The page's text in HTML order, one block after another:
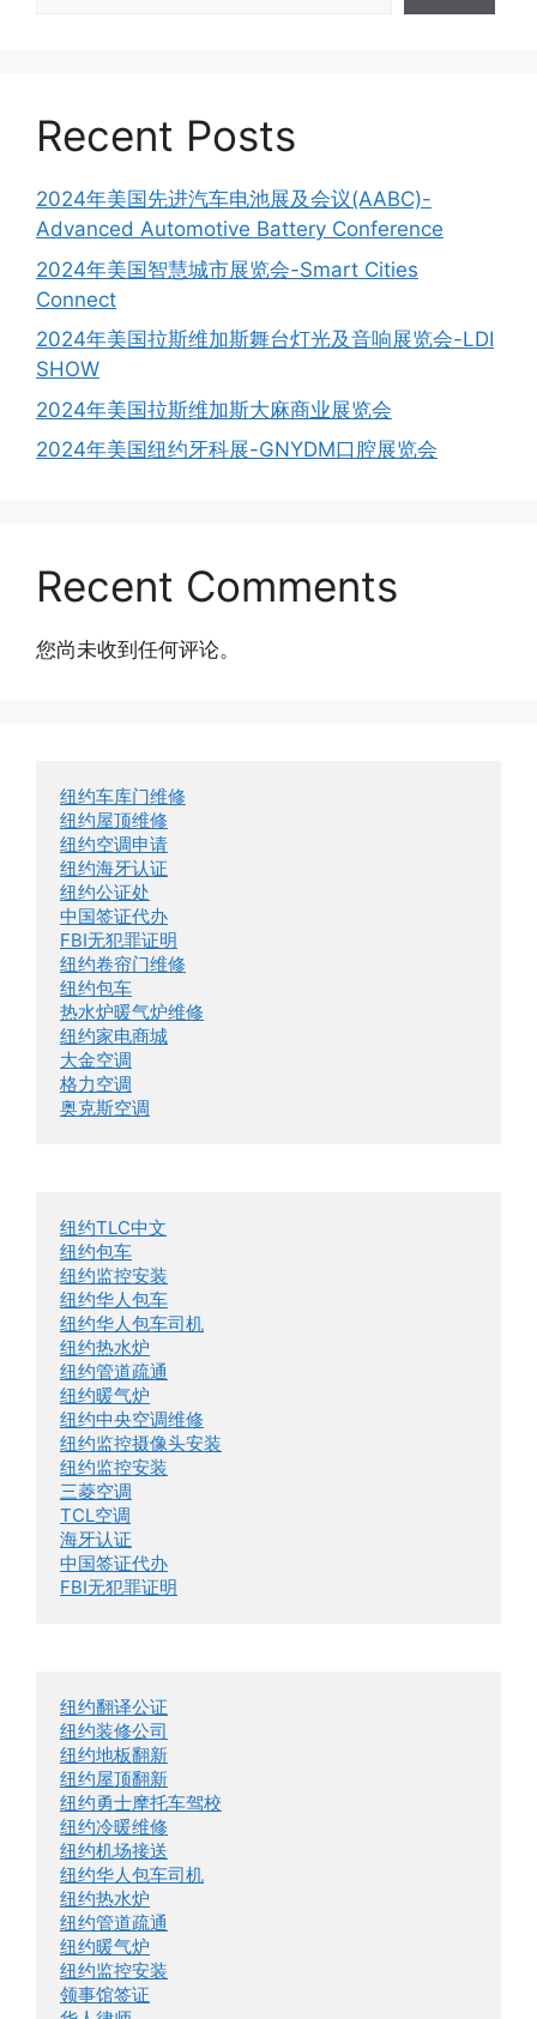
Recent Posts
2024年美国先进汽车电池展及会议(AABC)-
Advanced Automotive Battery Conference
2024年美国智慧城市展览会-Smart Cities
Connect
2024年美国拉斯维加斯舞台灯光及音响展览会-LDI
SHOW
2024年美国拉斯维加斯大麻商业展览会
2024年美国纽约牙科展-GNYDM口腔展览会
Recent Comments
您尚未收到任何评论。
纽约车库门维修
纽约屋顶维修
纽约空调申请
纽约海牙认证
纽约公证处
中国签证代办
FBI无犯罪证明
纽约卷帘门维修
纽约包车
热水炉暖气炉维修
纽约家电商城
大金空调
格力空调
奥克斯空调
纽约TLC中文
纽约包车
纽约监控安装
纽约华人包车
纽约华人包车司机
纽约热水炉
纽约管道疏通
纽约暖气炉
纽约中央空调维修
纽约监控摄像头安装
纽约监控安装
三菱空调
TCL空调
海牙认证
中国签证代办
FBI无犯罪证明
纽约翻译公证
纽约装修公司
纽约地板翻新
纽约屋顶翻新
纽约勇士摩托车驾校
纽约冷暖维修
纽约机场接送
纽约华人包车司机
纽约热水炉
纽约管道疏通
纽约暖气炉
纽约监控安装
领事馆签证